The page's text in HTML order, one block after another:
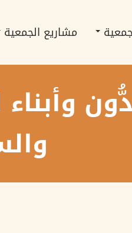
مشاريع الجمعية